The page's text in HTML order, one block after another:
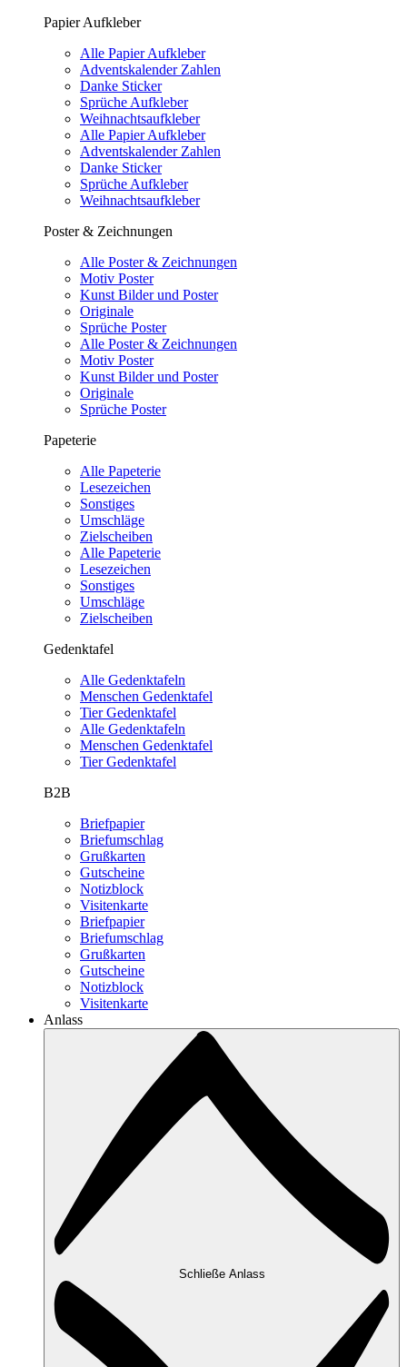
Papier Aufkleber
Alle Papier Aufkleber
Adventskalender Zahlen
Danke Sticker
Sprüche Aufkleber
Weihnachtsaufkleber
Alle Papier Aufkleber
Adventskalender Zahlen
Danke Sticker
Sprüche Aufkleber
Weihnachtsaufkleber
Poster & Zeichnungen
Alle Poster & Zeichnungen
Motiv Poster
Kunst Bilder und Poster
Originale
Sprüche Poster
Alle Poster & Zeichnungen
Motiv Poster
Kunst Bilder und Poster
Originale
Sprüche Poster
Papeterie
Alle Papeterie
Lesezeichen
Sonstiges
Umschläge
Zielscheiben
Alle Papeterie
Lesezeichen
Sonstiges
Umschläge
Zielscheiben
Gedenktafel
Alle Gedenktafeln
Menschen Gedenktafel
Tier Gedenktafel
Alle Gedenktafeln
Menschen Gedenktafel
Tier Gedenktafel
B2B
Briefpapier
Briefumschlag
Grußkarten
Gutscheine
Notizblock
Visitenkarte
Briefpapier
Briefumschlag
Grußkarten
Gutscheine
Notizblock
Visitenkarte
Anlass
Schließe Anlass